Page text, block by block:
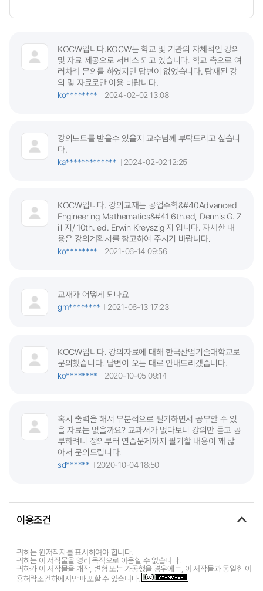
KOCW입니다.KOCW는 학교 및 기관의 자체적인 강의
및 자료 제공으로 서비스 되고 있습니다. 학교 측으로 여
러차례 문의를 하였지만 답변이 없었습니다. 탑재된 강
의 및 자료로만 이용 바랍니다.
ko********
2024-02-02 13:08
강의노트를 받을수 있을지 교수님께 부탁드리고 싶습니
다.
ka*************
2024-02-02 12:25
KOCW입니다. 강의교재는 공업수학&#40Advanced
Engineering Mathematics&#41 6th.ed, Dennis G. Z
ill 저/ 10th. ed. Erwin Kreyszig 저 입니다. 자세한 내
용은 강의계획서를 참고하여 주시기 바랍니다.
ko********
2021-06-14 09:56
교재가 어떻게 되나요
gm********
2021-06-13 17:23
KOCW입니다. 강의자료에 대해 한국산업기술대학교로
문의했습니다. 답변이 오는 대로 안내드리겠습니다.
ko********
2020-10-05 09:14
혹시 출력을 해서 부분적으로 필기하면서 공부할 수 있
을 자료는 없을까요? 교과서가 없다보니 강의만 듣고 공
부하려니 정의부터 연습문제까지 필기할 내용이 꽤 많
아서 문의드립니다.
sd******
2020-10-04 18:50
이용조건
귀하는 원저작자를 표시하여야 합니다.
귀하는 이 저작물을 영리 목적으로 이용할 수 없습니다.
귀하가 이 저작물을 개작, 변형 또는 가공했을 경우에는, 이 저작물과 동일한 이
용허락조건하에서만 배포할 수 있습니다.